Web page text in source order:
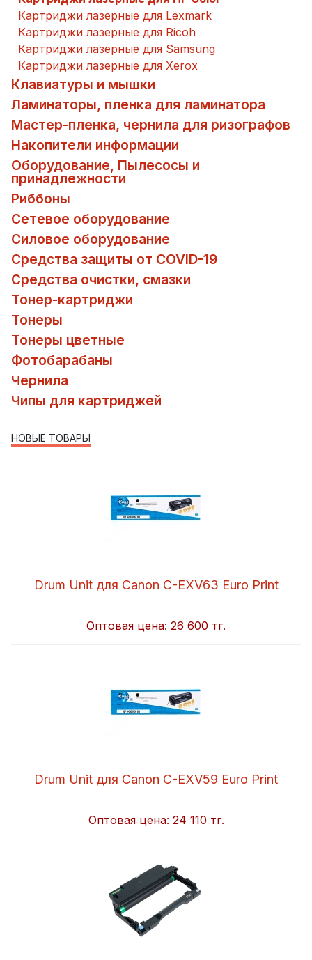
Картриджи лазерные для Lexmark
Картриджи лазерные для Ricoh
Картриджи лазерные для Samsung
Картриджи лазерные для Xerox
Клавиатуры и мышки
Ламинаторы, пленка для ламинатора
Мастер-пленка, чернила для ризографов
Накопители информации
Оборудование, Пылесосы и
принадлежности
Риббоны
Сетевое оборудование
Силовое оборудование
Средства защиты от COVID-19
Средства очистки, смазки
Тонер-картриджи
Тонеры
Тонеры цветные
Фотобарабаны
Чернила
Чипы для картриджей
НОВЫЕ ТОВАРЫ
Drum Unit для Canon C-EXV63 Euro Print
Оптовая цена: 26 600 тг.
Drum Unit для Canon C-EXV59 Euro Print
Оптовая цена: 24 110 тг.